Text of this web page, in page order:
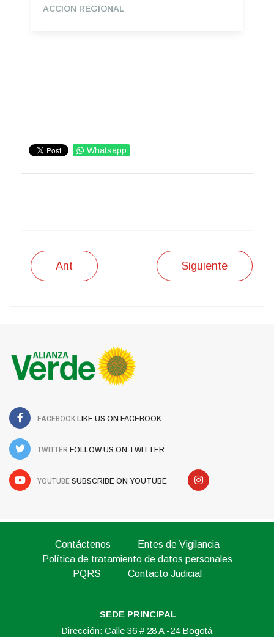
ACCIÓN REGIONAL
Whatsapp
Ant Siguiente
FACEBOOK LIKE US ON FACEBOOK
TWITTER FOLLOW US ON TWITTER
YOUTUBE SUBSCRIBE ON YOUTUBE
Contáctenos
Entes de Vigilancia
Política de tratamiento de datos personales
PQRS
Contacto Judicial
SEDE PRINCIPAL
Dirección: Calle 36 # 28 A -24 Bogotá